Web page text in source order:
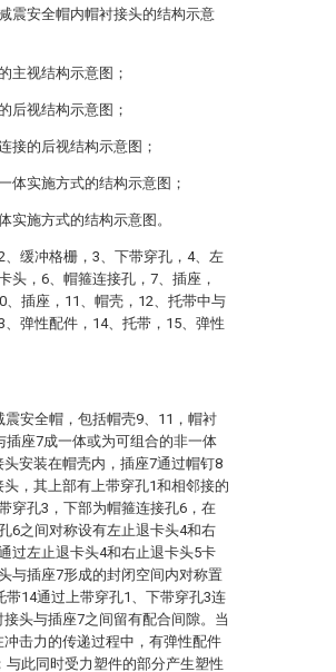
震安全帽内帽衬接头的结构示意
主视结构示意图；
后视结构示意图；
接的后视结构示意图；
体实施方式的结构示意图；
实施方式的结构示意图。
、缓冲格栅，3、下带穿孔，4、左
头，6、帽箍连接孔，7、插座，
、插座，11、帽壳，12、托带中与
弹性配件，14、托带，15、弹性
安全帽，包括帽壳9、11，帽衬
插座7成一体或为可组合的非一体
安装在帽壳内，插座7通过帽钉8
，其上部有上带穿孔1和相邻接的
穿孔3，下部为帽箍连接孔6，在
6之间对称设有左止退卡头4和右
过左止退卡头4和右止退卡头5卡
与插座7形成的封闭空间内对称置
带14通过上带穿孔1、下带穿孔3连
头与插座7之间留有配合间隙。当
击力的传递过程中，有弹性配件
与此同时受力塑件的部分产生塑性